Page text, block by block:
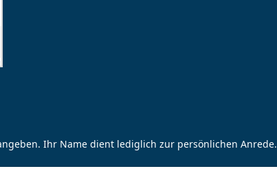
Ihr Name dient lediglich zur persönlichen Anrede.